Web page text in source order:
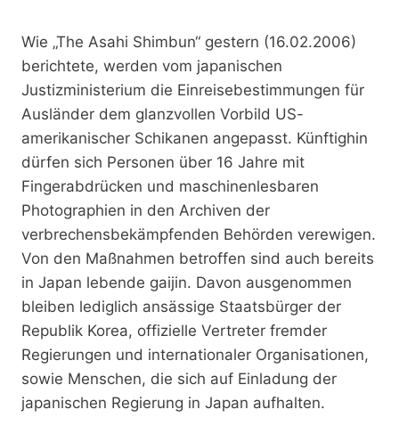
Wie „The Asahi Shimbun“ gestern (16.02.2006)
berichtete, werden vom japanischen
Justizministerium die Einreisebestimmungen für
Ausländer dem glanzvollen Vorbild US-
amerikanischer Schikanen angepasst. Künftighin
dürfen sich Personen über 16 Jahre mit
Fingerabdrücken und maschinenlesbaren
Photographien in den Archiven der
verbrechensbekämpfenden Behörden verewigen.
Von den Maßnahmen betroffen sind auch bereits
in Japan lebende gaijin. Davon ausgenommen
bleiben lediglich ansässige Staatsbürger der
Republik Korea, offizielle Vertreter fremder
Regierungen und internationaler Organisationen,
sowie Menschen, die sich auf Einladung der
japanischen Regierung in Japan aufhalten.